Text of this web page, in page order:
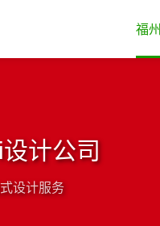
福州
计公司
设计服务